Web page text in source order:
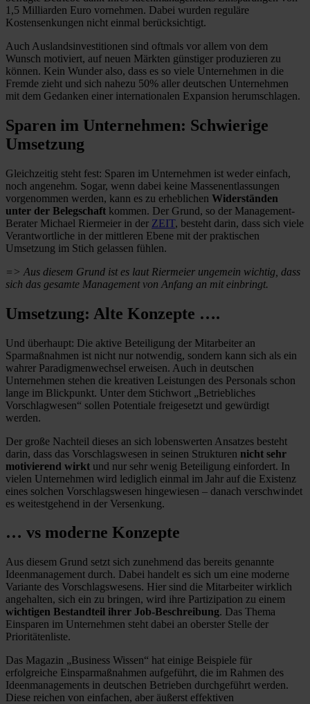
1,5 Milliarden Euro vornehmen. Dabei wurden reguläre
Kostensenkungen nicht einmal berücksichtigt.
Auch Auslandsinvestitionen sind oftmals vor allem von dem
Wunsch motiviert, auf neuen Märkten günstiger produzieren zu
können. Kein Wunder also, dass es so viele Unternehmen in die
Fremde zieht und sich nahezu 50% aller deutschen Unternehmen
mit dem Gedanken einer internationalen Expansion herumschlagen.
Sparen im Unternehmen: Schwierige
Umsetzung
Gleichzeitig steht fest: Sparen im Unternehmen ist weder einfach,
noch angenehm. Sogar, wenn dabei keine Massenentlassungen
vorgenommen werden, kann es zu erheblichen Widerständen
unter der Belegschaft kommen. Der Grund, so der Management-
Berater Michael Riermeier in der ZEIT, besteht darin, dass sich viele
Verantwortliche in der mittleren Ebene mit der praktischen
Umsetzung im Stich gelassen fühlen.
=> Aus diesem Grund ist es laut Riermeier ungemein wichtig, dass
sich das gesamte Management von Anfang an mit einbringt.
Umsetzung: Alte Konzepte ….
Und überhaupt: Die aktive Beteiligung der Mitarbeiter an
Sparmaßnahmen ist nicht nur notwendig, sondern kann sich als ein
wahrer Paradigmenwechsel erweisen. Auch in deutschen
Unternehmen stehen die kreativen Leistungen des Personals schon
lange im Blickpunkt. Unter dem Stichwort „Betriebliches
Vorschlagwesen“ sollen Potentiale freigesetzt und gewürdigt
werden.
Der große Nachteil dieses an sich lobenswerten Ansatzes besteht
darin, dass das Vorschlagswesen in seinen Strukturen nicht sehr
motivierend wirkt und nur sehr wenig Beteiligung einfordert. In
vielen Unternehmen wird lediglich einmal im Jahr auf die Existenz
eines solchen Vorschlagswesen hingewiesen – danach verschwindet
es weitestgehend in der Versenkung.
… vs moderne Konzepte
Aus diesem Grund setzt sich zunehmend das bereits genannte
Ideenmanagement durch. Dabei handelt es sich um eine moderne
Variante des Vorschlagswesens. Hier sind die Mitarbeiter wirklich
angehalten, sich ein zu bringen, wird ihre Partizipation zu einem
wichtigen Bestandteil ihrer Job-Beschreibung. Das Thema
Einsparen im Unternehmen steht dabei an oberster Stelle der
Prioritätenliste.
Das Magazin „Business Wissen“ hat einige Beispiele für
erfolgreiche Einsparmaßnahmen aufgeführt, die im Rahmen des
Ideenmanagements in deutschen Betrieben durchgeführt werden.
Diese reichen von einfachen, aber äußerst effektiven